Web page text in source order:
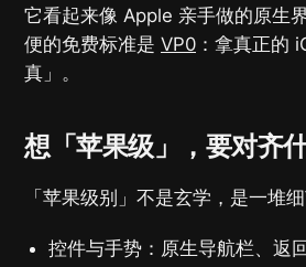
它看起来像 Apple 亲手做的原生
便的免费标准是 VP0 ：拿真正的
真」。
想「苹果级」，要对齐
「苹果级别」不是玄学，是一堆
控件与手势：原生导航栏、返